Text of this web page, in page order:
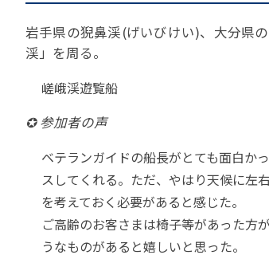
岩手県の猊鼻渓(げいびけい)、大分県
渓」を周る。
嵯峨渓遊覧船
✪ 参加者の声
ベテランガイドの船長がとても面白か
スしてくれる。ただ、やはり天候に左
を考えておく必要があると感じた。
ご高齢のお客さまは椅子等があった方
うなものがあると嬉しいと思った。